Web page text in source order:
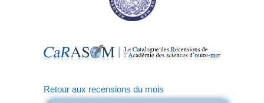
Retour aux recensions du mois